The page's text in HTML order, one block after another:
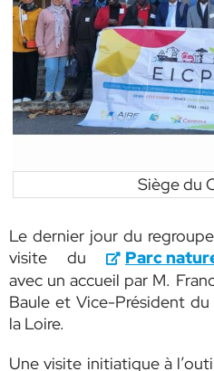
Siège du
Le dernier jour du
visite du
Parc
avec un accueil par M.
Baule et Vice-Président
la Loire.
Une visite initiatique à